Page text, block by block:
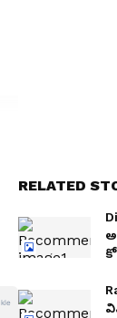
RELATED